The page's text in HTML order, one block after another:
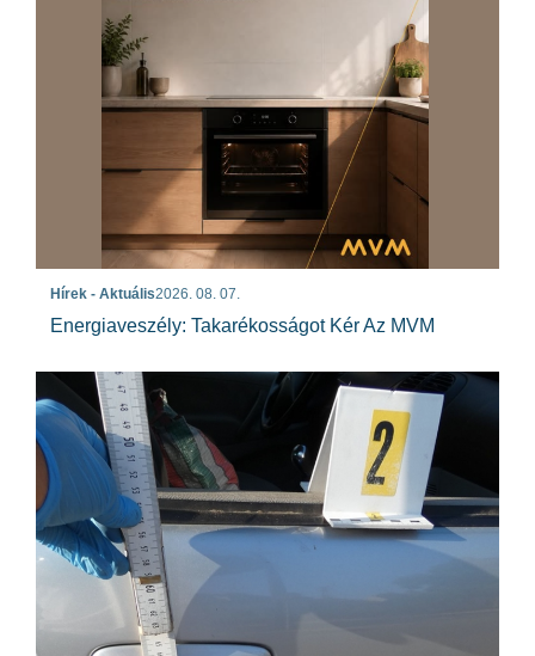
Hírek - Aktuális2026. 08. 07.
Energiaveszély: Takarékosságot Kér Az MVM